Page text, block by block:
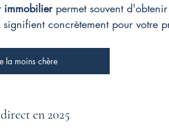
immobilier permet souvent
concrètement pour votre
la moins chère
en 2025